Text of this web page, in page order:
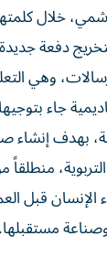
خلال
دفعة
وهي
جاء
بهدف
الإنسان قبل
مستقبلها.